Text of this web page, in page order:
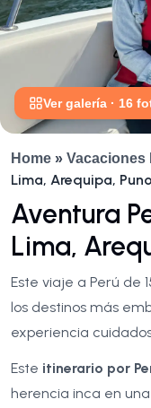
Ver galería · 16
Home » Vacaciones
Lima, Arequipa,
Aventura
Lima,
Este viaje a Perú de
los destinos más
experiencia
Este itinerario por
herencia inca en